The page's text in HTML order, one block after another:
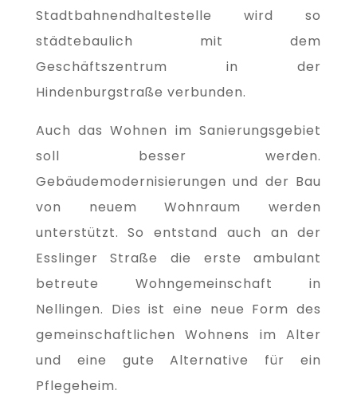
Stadtbahnendhaltestelle wird so
städtebaulich mit dem
Geschäftszentrum in der
Hindenburgstraße verbunden.
Auch das Wohnen im Sanierungsgebiet
soll besser werden.
Gebäudemodernisierungen und der Bau
von neuem Wohnraum werden
unterstützt. So entstand auch an der
Esslinger Straße die erste ambulant
betreute Wohngemeinschaft in
Nellingen. Dies ist eine neue Form des
gemeinschaftlichen Wohnens im Alter
und eine gute Alternative für ein
Pflegeheim.